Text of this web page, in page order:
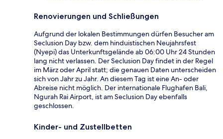
Renovierungen und Schließungen
Aufgrund der lokalen Bestimmungen dürfen Besucher am
Seclusion Day bzw. dem hinduistischen Neujahrsfest
(Nyepi) das Unterkunftsgelände ab 06:00 Uhr 24 Stunden
lang nicht verlassen. Der Seclusion Day findet in der Regel
im März oder April statt; die genauen Daten unterscheiden
sich von Jahr zu Jahr. An diesem Tag ist eine An- oder
Abreise nicht möglich. Der internationale Flughafen Bali,
Ngurah Rai Airport, ist am Seclusion Day ebenfalls
geschlossen.
Kinder- und Zustellbetten